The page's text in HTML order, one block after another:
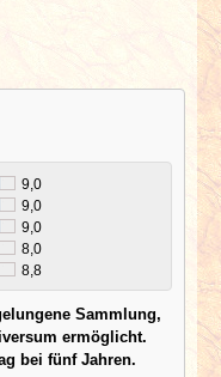
9,0
9,0
9,0
8,0
8,8
Sammlung,
ermöglicht.
bei fünf Jahren.